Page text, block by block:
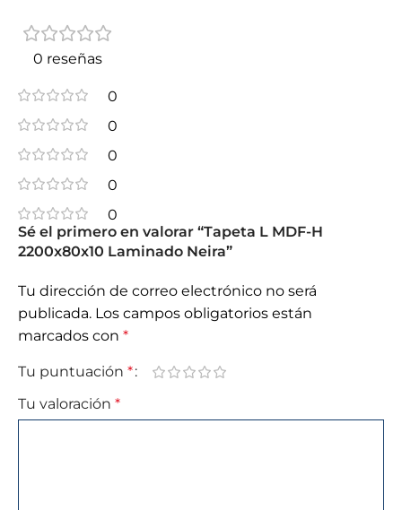
0 reseñas
0
0
0
0
0
Sé el primero en valorar “Tapeta L MDF-H
2200x80x10 Laminado Neira”
Tu dirección de correo electrónico no será
publicada. Los campos obligatorios están
marcados con *
Tu puntuación *
Tu valoración *